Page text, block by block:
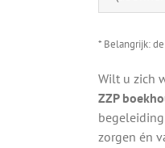
* Belangrijk:
Wilt u zich
ZZP
zorgen én